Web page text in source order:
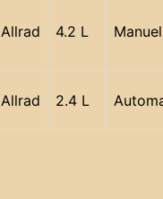
Allrad 4.2 L
Allrad 2.4 L